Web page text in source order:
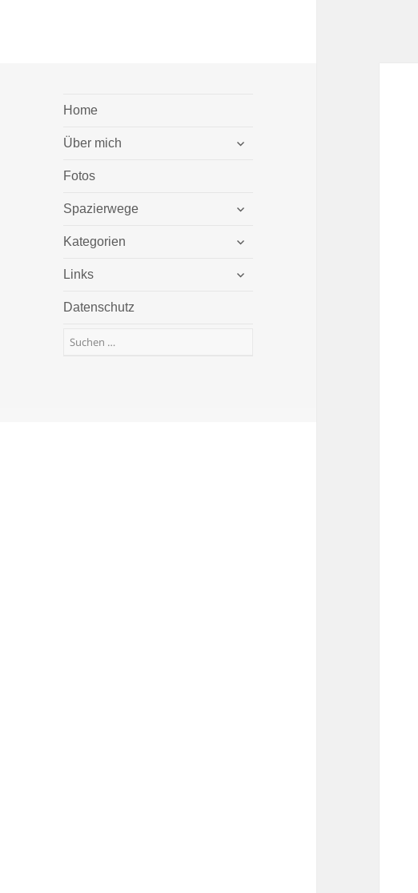
Home
Über mich
untermenü
Fotos
Spazierwege
untermenü
Kategorien
untermenü
Links
untermenü
Datenschutz
Suchen